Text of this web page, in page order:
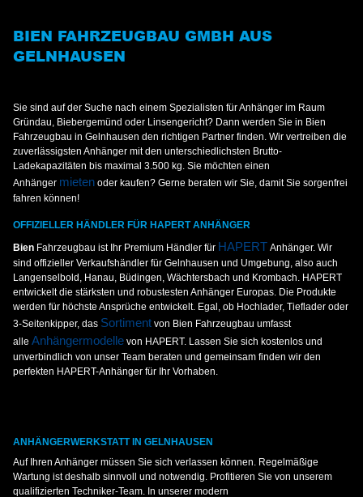
BIEN FAHRZEUGBAU GMBH AUS
GELNHAUSEN
Sie sind auf der Suche nach einem Spezialisten für Anhänger im Raum
Gründau, Biebergemünd oder Linsengericht? Dann werden Sie in Bien
Fahrzeugbau in Gelnhausen den richtigen Partner finden. Wir vertreiben die
zuverlässigsten Anhänger mit den unterschiedlichsten Brutto-
Ladekapazitäten bis maximal 3.500 kg. Sie möchten einen
Anhänger mieten oder kaufen? Gerne beraten wir Sie, damit Sie sorgenfrei
fahren können!
OFFIZIELLER HÄNDLER FÜR HAPERT ANHÄNGER
Bien Fahrzeugbau ist Ihr Premium Händler für HAPERT Anhänger. Wir
sind offizieller Verkaufshändler für Gelnhausen und Umgebung, also auch
Langenselbold, Hanau, Büdingen, Wächtersbach und Krombach. HAPERT
entwickelt die stärksten und robustesten Anhänger Europas. Die Produkte
werden für höchste Ansprüche entwickelt. Egal, ob Hochlader, Tieflader oder
3-Seitenkipper, das Sortiment von Bien Fahrzeugbau umfasst
alle Anhängermodelle von HAPERT. Lassen Sie sich kostenlos und
unverbindlich von unser Team beraten und gemeinsam finden wir den
perfekten HAPERT-Anhänger für Ihr Vorhaben.
ANHÄNGERWERKSTATT IN GELNHAUSEN
Auf Ihren Anhänger müssen Sie sich verlassen können. Regelmäßige
Wartung ist deshalb sinnvoll und notwendig. Profitieren Sie von unserem
qualifizierten Techniker-Team. In unserer modern